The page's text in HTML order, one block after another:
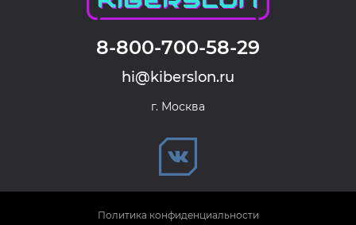
8-800-700-58-29
hi@kiberslon.ru
г. Москва
Политика конфиденциальности